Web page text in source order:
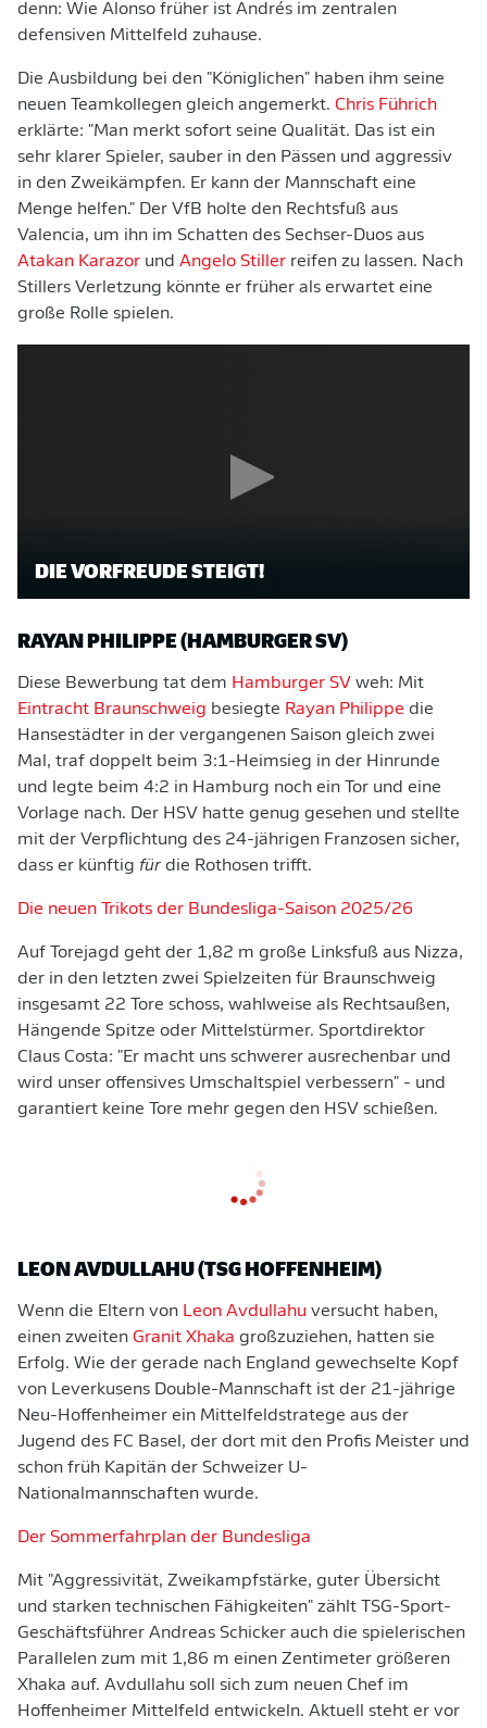
denn: Wie Alonso früher ist Andrés im zentralen
defensiven Mittelfeld zuhause.
Die Ausbildung bei den "Königlichen" haben ihm seine
neuen Teamkollegen gleich angemerkt. Chris Führich
erklärte: "Man merkt sofort seine Qualität. Das ist ein
sehr klarer Spieler, sauber in den Pässen und aggressiv
in den Zweikämpfen. Er kann der Mannschaft eine
Menge helfen." Der VfB holte den Rechtsfuß aus
Valencia, um ihn im Schatten des Sechser-Duos aus
Atakan Karazor und Angelo Stiller reifen zu lassen. Nach
Stillers Verletzung könnte er früher als erwartet eine
große Rolle spielen.
DIE VORFREUDE STEIGT!
RAYAN PHILIPPE (HAMBURGER SV)
Diese Bewerbung tat dem Hamburger SV weh: Mit
Eintracht Braunschweig besiegte Rayan Philippe die
Hansestädter in der vergangenen Saison gleich zwei
Mal, traf doppelt beim 3:1-Heimsieg in der Hinrunde
und legte beim 4:2 in Hamburg noch ein Tor und eine
Vorlage nach. Der HSV hatte genug gesehen und stellte
mit der Verpflichtung des 24-jährigen Franzosen sicher,
dass er künftig für die Rothosen trifft.
Die neuen Trikots der Bundesliga-Saison 2025/26
Auf Torejagd geht der 1,82 m große Linksfuß aus Nizza,
der in den letzten zwei Spielzeiten für Braunschweig
insgesamt 22 Tore schoss, wahlweise als Rechtsaußen,
Hängende Spitze oder Mittelstürmer. Sportdirektor
Claus Costa: "Er macht uns schwerer ausrechenbar und
wird unser offensives Umschaltspiel verbessern" - und
garantiert keine Tore mehr gegen den HSV schießen.
LEON AVDULLAHU (TSG HOFFENHEIM)
Wenn die Eltern von Leon Avdullahu versucht haben,
einen zweiten Granit Xhaka großzuziehen, hatten sie
Erfolg. Wie der gerade nach England gewechselte Kopf
von Leverkusens Double-Mannschaft ist der 21-jährige
Neu-Hoffenheimer ein Mittelfeldstratege aus der
Jugend des FC Basel, der dort mit den Profis Meister und
schon früh Kapitän der Schweizer U-
Nationalmannschaften wurde.
Der Sommerfahrplan der Bundesliga
Mit "Aggressivität, Zweikampfstärke, guter Übersicht
und starken technischen Fähigkeiten" zählt TSG-Sport-
Geschäftsführer Andreas Schicker auch die spielerischen
Parallelen zum mit 1,86 m einen Zentimeter größeren
Xhaka auf. Avdullahu soll sich zum neuen Chef im
Hoffenheimer Mittelfeld entwickeln. Aktuell steht er vor